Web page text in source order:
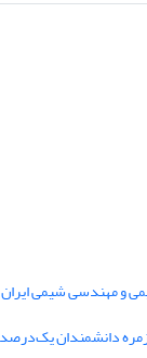
و مهندسی شیمی ایران
زمره دانشمندان